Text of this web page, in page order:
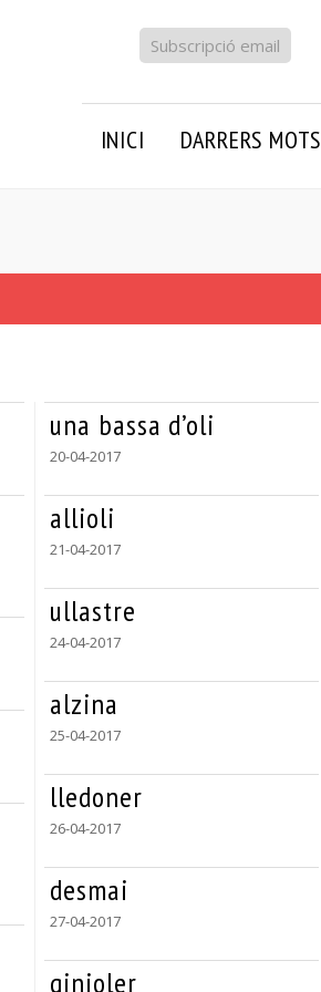
Subscripció email
INICI DARRERS MOTS
una bassa d’oli
20-04-2017
allioli
21-04-2017
ullastre
24-04-2017
alzina
25-04-2017
lledoner
26-04-2017
desmai
27-04-2017
ginjoler